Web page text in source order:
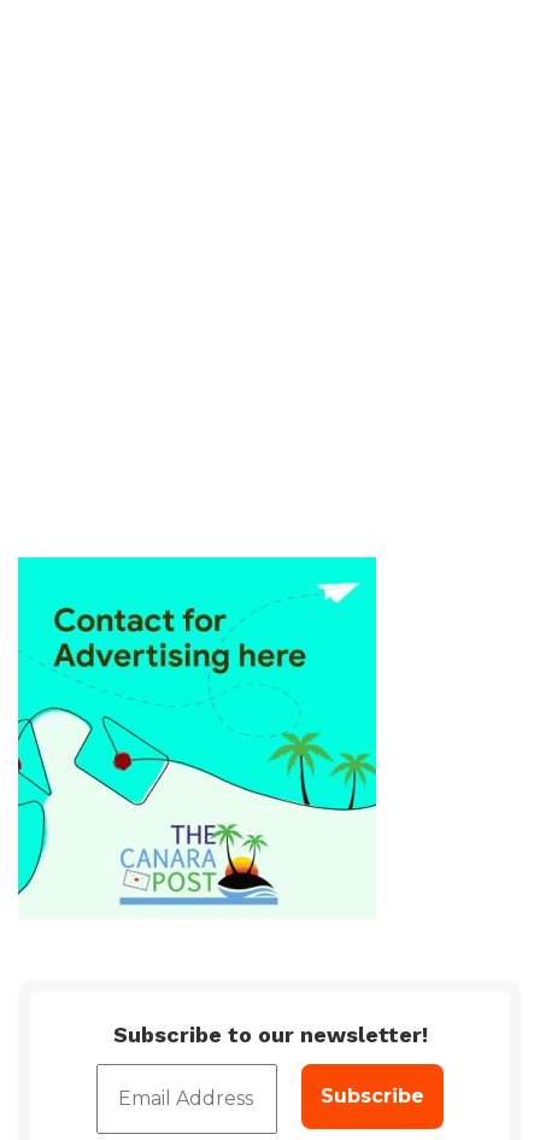
Subscribe to our newsletter!